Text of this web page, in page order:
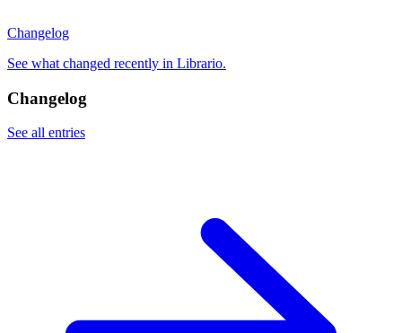
Changelog
See what changed recently in Librario.
Changelog
See all entries